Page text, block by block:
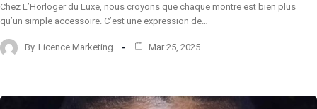
Chez L’Horloger du Luxe, nous croyons que chaque montre est bien plus
qu’un simple accessoire. C’est une expression de…
By Licence Marketing Mar 25, 2025